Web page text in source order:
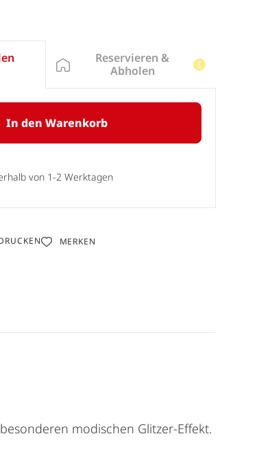
In den Warenkorb
von 1-2 Werktagen
Reservieren &
Abholen
MERKEN
modischen Glitzer-Effekt.